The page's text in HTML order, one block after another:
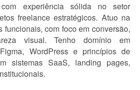
experiência sólida no setor
freelance estratégicos. Atuo na
funcionais, com foco em conversão,
visual. Tenho domínio em
WordPress e princípios de
sistemas SaaS, landing pages,